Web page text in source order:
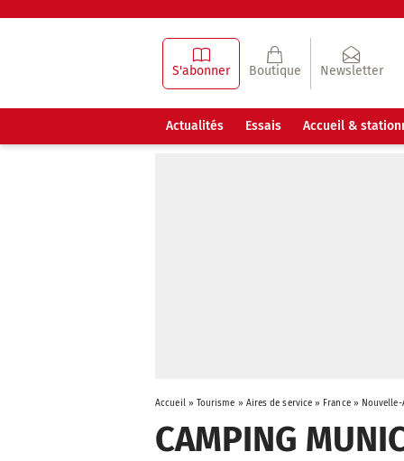
S'abonner Boutique Newsletter
Actualités Essais Accueil &
Accueil» Tourisme » Aires de service » France»
CAMPING